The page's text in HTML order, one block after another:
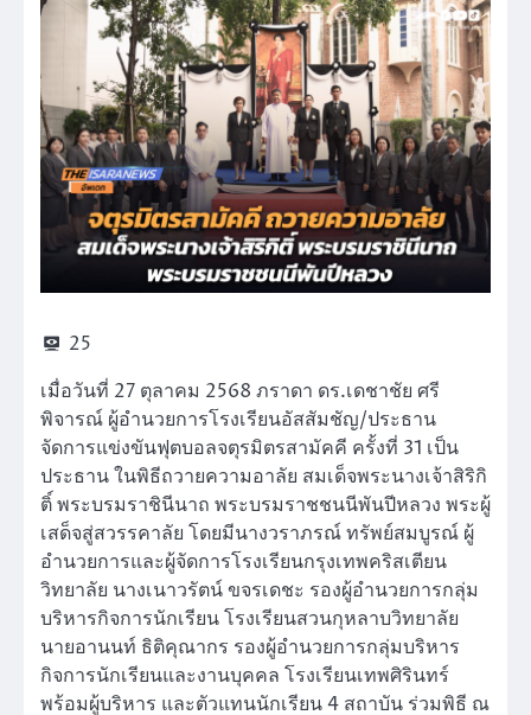
25
เมื่อวันที่ 27 ตุลาคม 2568 ภราดา ดร.เดชาชัย ศรี
พิจารณ์ ผู้อำนวยการโรงเรียนอัสสัมชัญ/ประธาน
จัดการแข่งขันฟุตบอลจตุรมิตรสามัคคี ครั้งที่ 31 เป็น
ประธาน ในพิธีถวายความอาลัย สมเด็จพระนางเจ้าสิริกิ
ติ์ พระบรมราชินีนาถ พระบรมราชชนนีพันปีหลวง พระผู้
เสด็จสู่สวรรคาลัย โดยมีนางวราภรณ์ ทรัพย์สมบูรณ์ ผู้
อำนวยการและผู้จัดการโรงเรียนกรุงเทพคริสเตียน
วิทยาลัย นางเนาวรัตน์ ขจรเดชะ รองผู้อํานวยการกลุ่ม
บริหารกิจการนักเรียน โรงเรียนสวนกุหลาบวิทยาลัย
นายอานนท์ ธิติคุณากร รองผู้อำนวยการกลุ่มบริหาร
กิจการนักเรียนและงานบุคคล โรงเรียนเทพศิรินทร์
พร้อมผู้บริหาร และตัวแทนนักเรียน 4 สถาบัน ร่วมพิธี ณ